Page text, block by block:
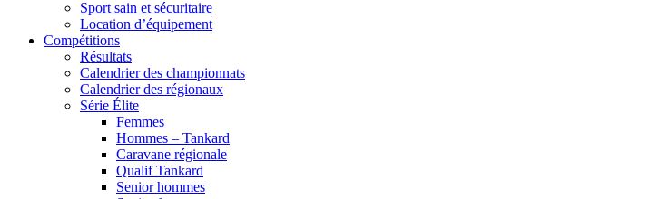
Sport sain et sécuritaire
Location d’équipement
Compétitions
Résultats
Calendrier des championnats
Calendrier des régionaux
Série Élite
Femmes
Hommes – Tankard
Caravane régionale
Qualif Tankard
Senior hommes